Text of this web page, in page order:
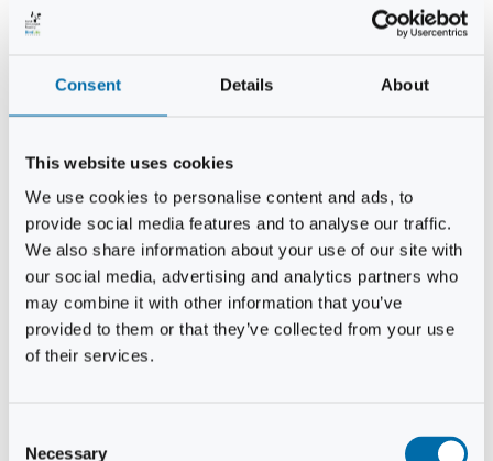
Consent Details About
This website uses cookies
We use cookies to personalise content and ads, to
provide social media features and to analyse our traffic.
We also share information about your use of our site with
our social media, advertising and analytics partners who
may combine it with other information that you’ve
provided to them or that they’ve collected from your use
of their services.
Necessary
Christian Hjorth
Niels Thomas Rosenberg
Benny Gensbøl
Bent Jakobsen
Svend Andersen
Bent Wigh
Jens-Kjeld Jensen
Jon Fjeldså
William Carøe Aarestrup
Erik Mølgaard